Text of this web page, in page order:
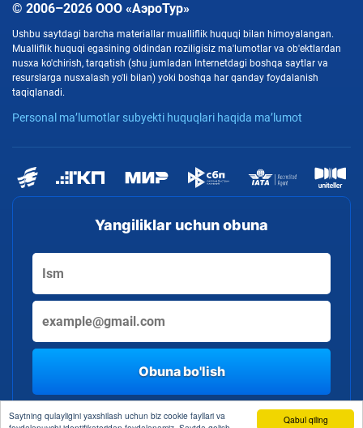
Qabul qiling
Saytning qulayligini yaxshilash uchun biz cookie fayllari va
Yangiliklar uchun obuna
Obuna bo'lish
© 2006–2026 ООО «АэроТур»
Ushbu saytdagi barcha materiallar mualliflik huquqi bilan himoyalangan.
Mualliflik huquqi egasining oldindan roziligisiz ma'lumotlar va ob'ektlardan
nusxa ko'chirish, tarqatish (shu jumladan Internetdagi boshqa saytlar va
resurslarga nusxalash yo'li bilan) yoki boshqa har qanday foydalanish
taqiqlanadi.
Personal ma’lumotlar subyekti huquqlari haqida ma’lumot